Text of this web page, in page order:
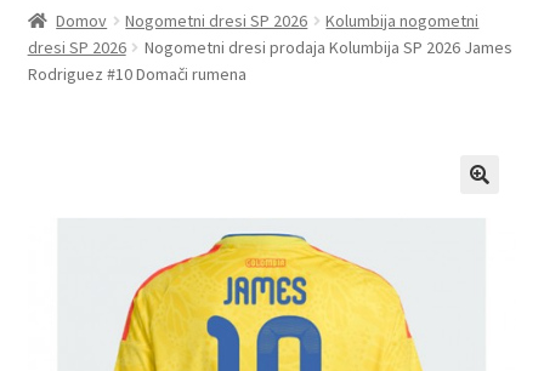
Blog
Domov Nogometni dresi SP 2026
Kolumbija nogometni
dresi SP 2026
Nogometni dresi prodaja Kolumbija SP 2026 James
Rodriguez #10 Domači rumena